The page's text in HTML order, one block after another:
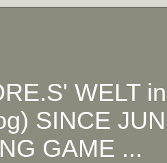
WELT
SINCE
GAME ...